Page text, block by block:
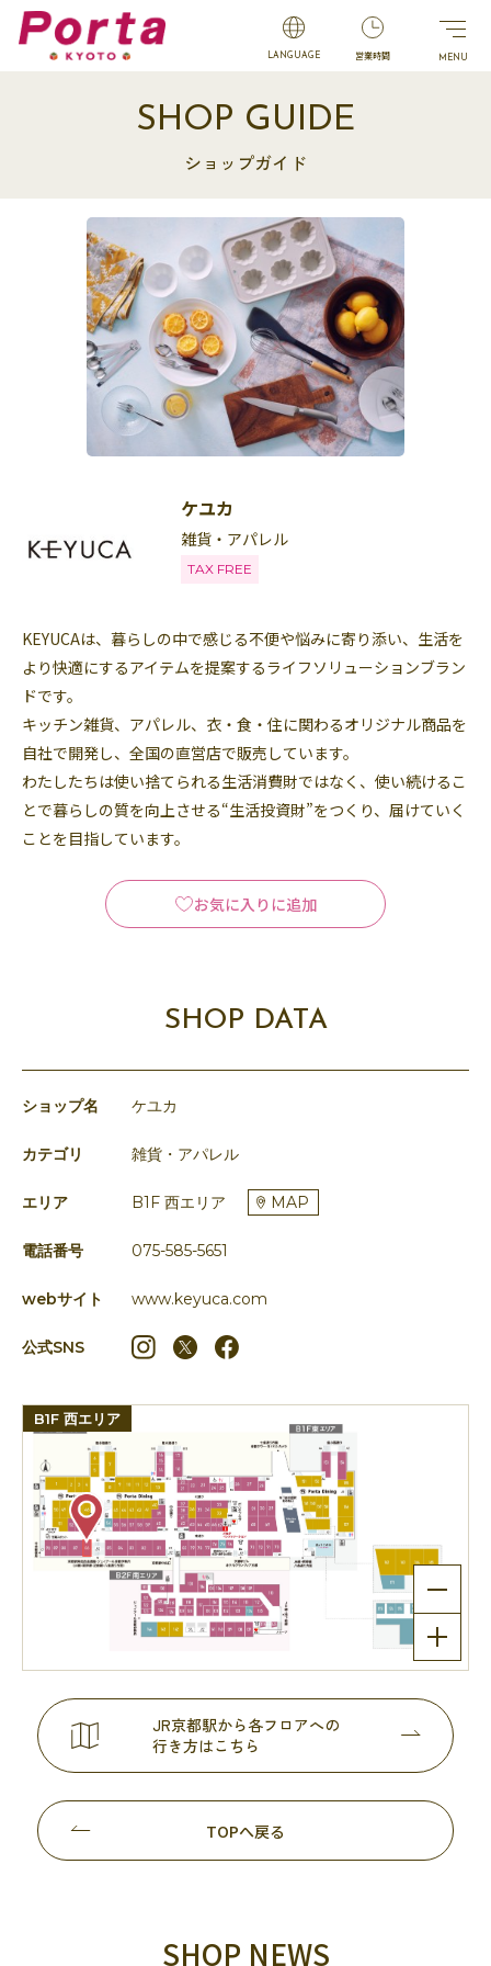
LANGUAGE 営業時間
SHOP GUIDE
ショップガイド
ケユカ
雑貨・アパレル
TAX FREE
KEYUCAは、暮らしの中で感じる不便や悩みに寄り添い、生活を
より快適にするアイテムを提案するライフソリューションブラン
ドです。
キッチン雑貨、アパレル、衣・食・住に関わるオリジナル商品を
自社で開発し、全国の直営店で販売しています。
わたしたちは使い捨てられる生活消費財ではなく、使い続けるこ
とで暮らしの質を向上させる“生活投資財”をつくり、届けていく
ことを目指しています。
お気に入りに追加
SHOP DATA
ショップ名 ケユカ
カテゴリ 雑貨・アパレル
エリア B1F 西エリア MAP
電話番号 075-585-5651
webサイト www.keyuca.com
公式SNS
B1F 西エリア
JR京都駅から各フロアへの
行き方はこちら
TOPへ戻る
SHOP NEWS